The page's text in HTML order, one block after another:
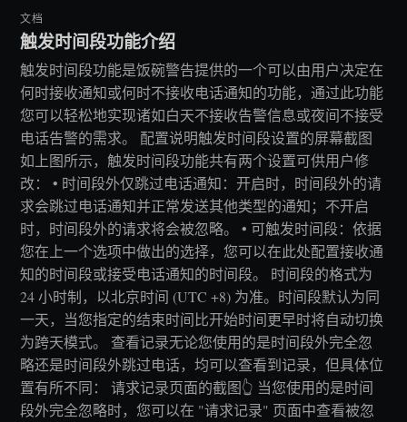
文档
触发时间段功能介绍
触发时间段功能是饭碗警告提供的一个可以由用户决定在
何时接收通知或何时不接收电话通知的功能，通过此功能
您可以轻松地实现诸如白天不接收告警信息或夜间不接受
电话告警的需求。 配置说明触发时间段设置的屏幕截图
如上图所示，触发时间段功能共有两个设置可供用户修
改： • 时间段外仅跳过电话通知：开启时，时间段外的请
求会跳过电话通知并正常发送其他类型的通知；不开启
时，时间段外的请求将会被忽略。 • 可触发时间段：依据
您在上一个选项中做出的选择，您可以在此处配置接收通
知的时间段或接受电话通知的时间段。 时间段的格式为
24 小时制，以北京时间 (UTC +8) 为准。时间段默认为同
一天，当您指定的结束时间比开始时间更早时将自动切换
为跨天模式。 查看记录无论您使用的是时间段外完全忽
略还是时间段外跳过电话，均可以查看到记录，但具体位
置有所不同： 请求记录页面的截图👆 当您使用的是时间
段外完全忽略时，您可以在 "请求记录" 页面中查看被忽